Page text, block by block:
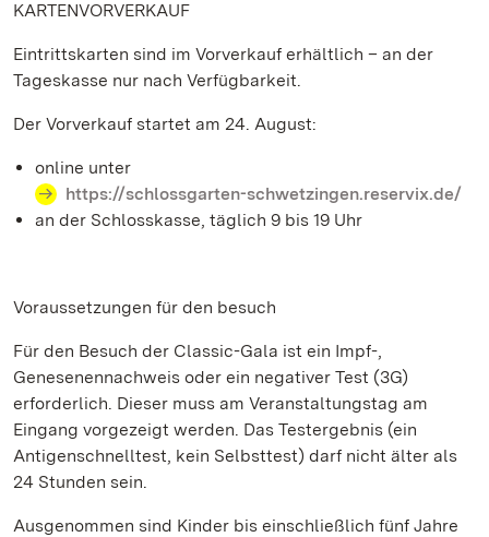
KARTENVORVERKAUF
Eintrittskarten sind im Vorverkauf erhältlich – an der
Tageskasse nur nach Verfügbarkeit.
Der Vorverkauf startet am 24. August:
online unter
https://schlossgarten-schwetzingen.reservix.de/
an der Schlosskasse, täglich 9 bis 19 Uhr
Voraussetzungen für den besuch
Für den Besuch der Classic-Gala ist ein Impf-,
Genesenennachweis oder ein negativer Test (3G)
erforderlich. Dieser muss am Veranstaltungstag am
Eingang vorgezeigt werden. Das Testergebnis (ein
Antigenschnelltest, kein Selbsttest) darf nicht älter als
24 Stunden sein.
Ausgenommen sind Kinder bis einschließlich fünf Jahre